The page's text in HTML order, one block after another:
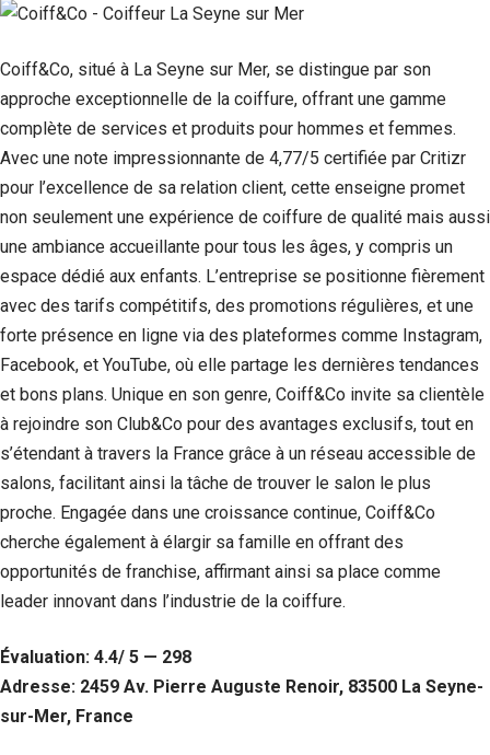
Coiff&Co, situé à La Seyne sur Mer, se distingue par son
approche exceptionnelle de la coiffure, offrant une gamme
complète de services et produits pour hommes et femmes.
Avec une note impressionnante de 4,77/5 certifiée par Critizr
pour l’excellence de sa relation client, cette enseigne promet
non seulement une expérience de coiffure de qualité mais aussi
une ambiance accueillante pour tous les âges, y compris un
espace dédié aux enfants. L’entreprise se positionne fièrement
avec des tarifs compétitifs, des promotions régulières, et une
forte présence en ligne via des plateformes comme Instagram,
Facebook, et YouTube, où elle partage les dernières tendances
et bons plans. Unique en son genre, Coiff&Co invite sa clientèle
à rejoindre son Club&Co pour des avantages exclusifs, tout en
s’étendant à travers la France grâce à un réseau accessible de
salons, facilitant ainsi la tâche de trouver le salon le plus
proche. Engagée dans une croissance continue, Coiff&Co
cherche également à élargir sa famille en offrant des
opportunités de franchise, affirmant ainsi sa place comme
leader innovant dans l’industrie de la coiffure.
Évaluation: 4.4/ 5 — 298
Adresse: 2459 Av. Pierre Auguste Renoir, 83500 La Seyne-
sur-Mer, France